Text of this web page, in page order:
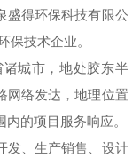
盛得环保科技有限公
保技术企业。
城市，地处胶东半
网络发达，地理位置
的项目服务响应。
发、生产销售、设计